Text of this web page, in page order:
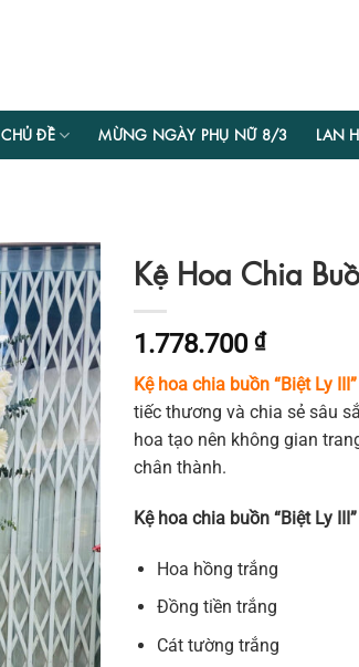
CHỦ ĐỀ MỪNG NGÀY PHỤ NỮ 8/3 LAN
Kệ Hoa Chia
1.778.700 ₫
Kệ hoa chia buồn “Biệt Ly III”
tiếc thương và chia sẻ sâu
hoa tạo nên không gian
chân thành.
Kệ hoa chia buồn “Biệt Ly
Hoa hồng trắng
Đồng tiền trắng
Cát tường trắng